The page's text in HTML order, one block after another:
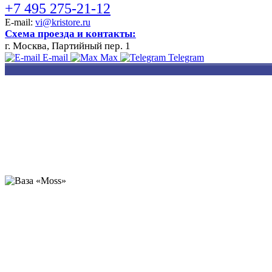
+7 495 275-21-12
E-mail: vi@kristore.ru
Схема проезда и контакты:
г. Москва, Партийный пер. 1
E-mail Max Telegram